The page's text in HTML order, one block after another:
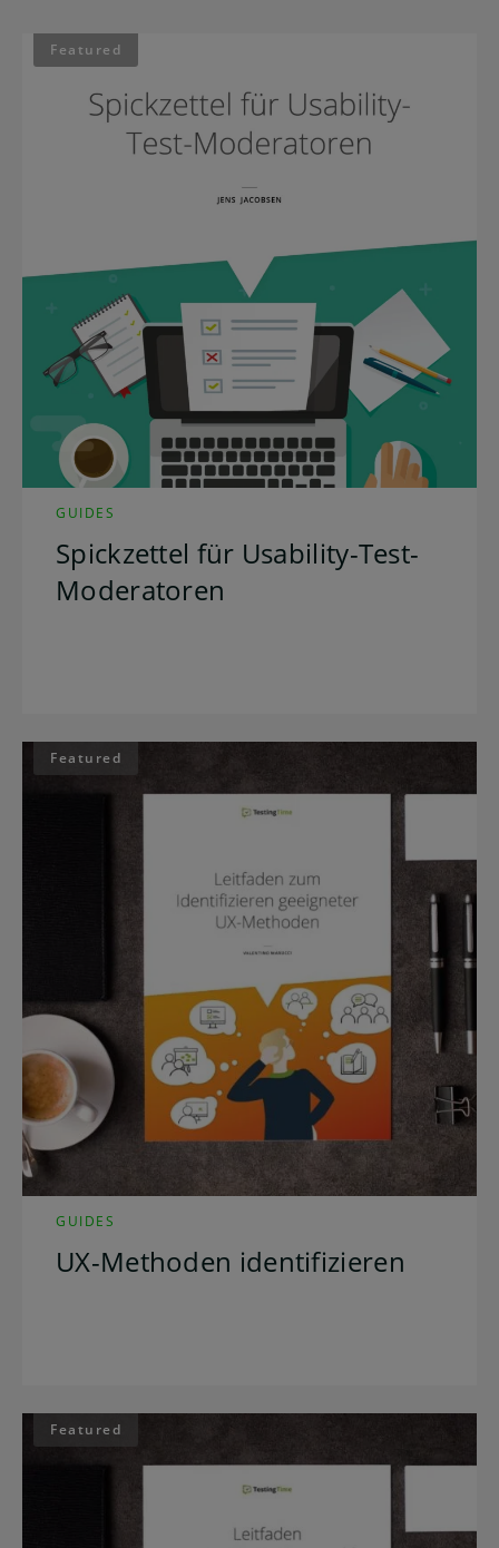
Featured
GUIDES
Spickzettel für Usability-Test-
Moderatoren
Featured
GUIDES
UX-Methoden identifizieren
Featured